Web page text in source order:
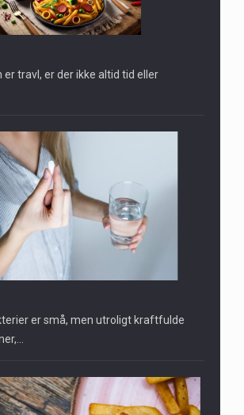
er travl, er der ikke altid tid eller
er små, men utroligt kraftfulde